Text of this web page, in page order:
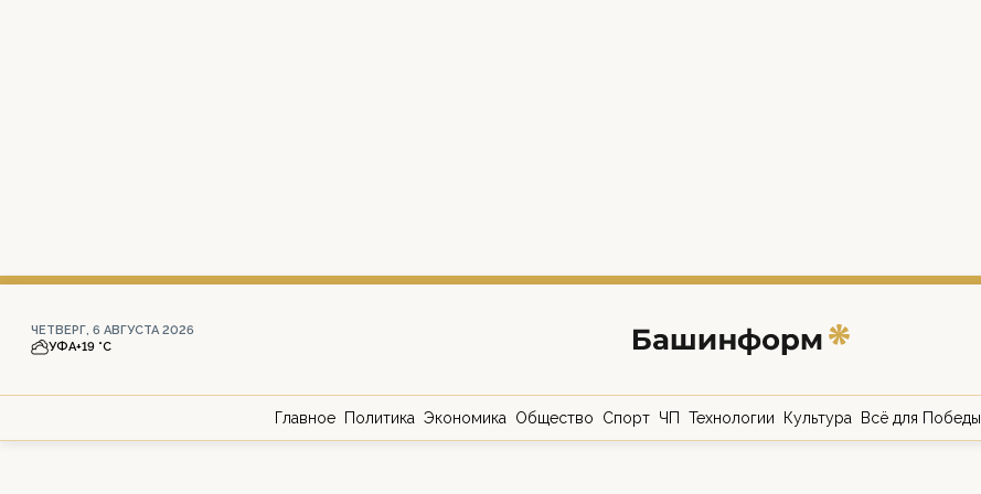
ЧЕТВЕРГ, 6 АВГУСТА 2026
УФА+19 °С
Главное Политика Экономика Общество Спорт ЧП Технологии Культура Всё для Победы